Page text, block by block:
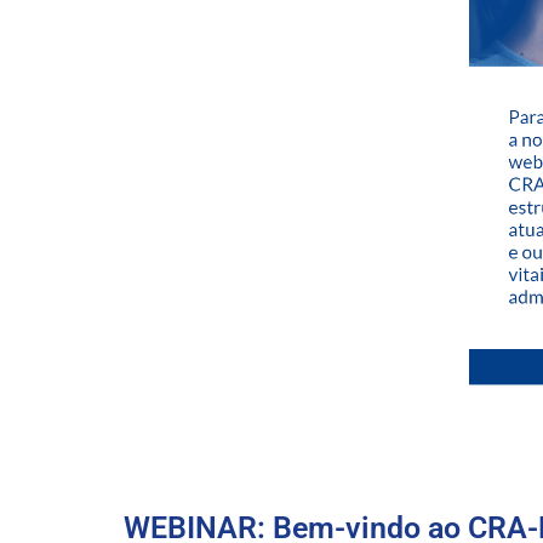
WEBINAR: Bem-vindo ao